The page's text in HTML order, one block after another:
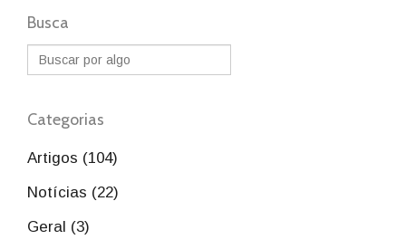
Busca
Categorias
Artigos (104)
Notícias (22)
Geral (3)